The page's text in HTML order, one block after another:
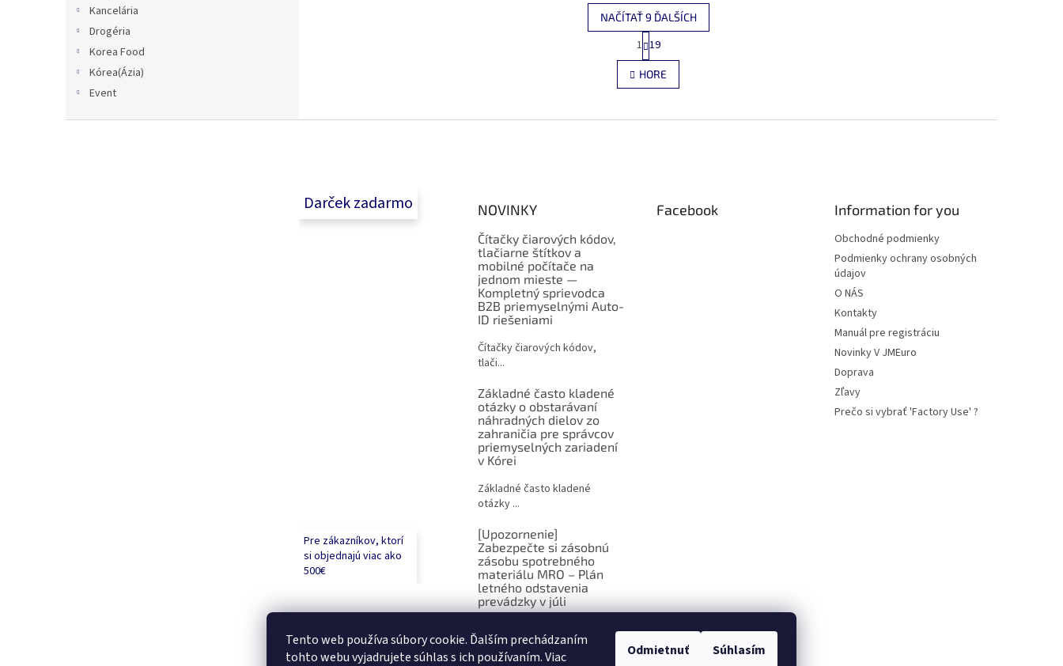
Tento web používa súbory cookie. Ďalším prechádzaním
tohto webu vyjadrujete súhlas s ich používaním. Viac
Odmietnuť Súhlasím
Kancelária
Drogéria
Korea Food
Kórea(Ázia)
Event
O
v
l
NAČÍTAŤ 9 ĎALŠÍCH
S
t
r
á
n
o
1 19
HORE
Darček zadarmo
Pre zákazníkov, ktorí
si objednajú viac ako
500€
NOVINKY
Čítačky čiarových kódov,
tlačiarne štítkov a
mobilné počítače na
jednom mieste —
Kompletný sprievodca
B2B priemyselnými Auto-
ID riešeniami
Čítačky čiarových kódov,
tlači...
Základné často kladené
otázky o obstarávaní
náhradných dielov zo
zahraničia pre správcov
priemyselných zariadení
v Kórei
Základné často kladené
otázky ...
[Upozornenie]
Zabezpečte si zásobnú
zásobu spotrebného
materiálu MRO – Plán
letného odstavenia
prevádzky v júli
Facebook Information for you
Obchodné podmienky
Podmienky ochrany osobných
údajov
O NÁS
Kontakty
Manuál pre registráciu
Novinky V JMEuro
Doprava
Zľavy
Prečo si vybrať 'Factory Use' ?